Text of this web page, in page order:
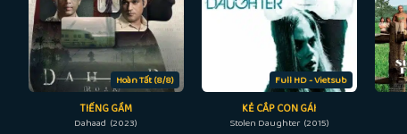
Hoàn Tất (8/8)
TIẾNG GẦM
Dahaad (2023)
Full HD - Vietsub
KẺ CẮP CON GÁI
Stolen Daughter (2015)